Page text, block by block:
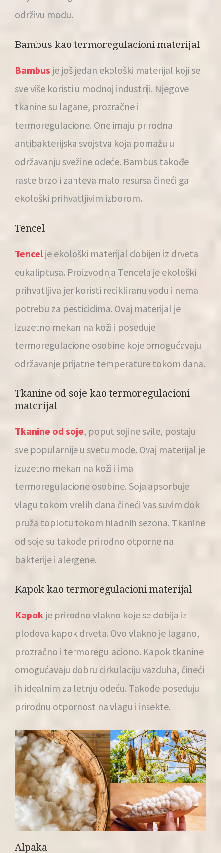
održivu modu.
Bambus kao termoregulacioni materijal
Bambus je još jedan ekološki materijal koji se
sve više koristi u modnoj industriji. Njegove
tkanine su lagane, prozračne i
termoregulacione. One imaju prirodna
antibakterijska svojstva koja pomažu u
održavanju svežine odeće. Bambus takođe
raste brzo i zahteva malo resursa čineći ga
ekološki prihvatljivim izborom.
Tencel
Tencelje ekološki materijal dobijen iz drveta
eukaliptusa. Proizvodnja Tencela je ekološki
prihvatljiva jer koristi recikliranu vodu i nema
potrebu za pesticidima. Ovaj materijal je
izuzetno mekan na koži i poseduje
termoregulacione osobine koje omogućavaju
održavanje prijatne temperature tokom dana.
Tkanine od soje kao termoregulacioni
materijal
Tkanine od soje, poput sojine svile, postaju
sve popularnije u svetu mode. Ovaj materijal je
izuzetno mekan na koži i ima
termoregulacione osobine. Soja apsorbuje
vlagu tokom vrelih dana čineći Vas suvim dok
pruža toplotu tokom hladnih sezona. Tkanine
od soje su takođe prirodno otporne na
bakterije i alergene.
Kapok kao termoregulacioni materijal
Kapok je prirodno vlakno koje se dobija iz
plodova kapok drveta. Ovo vlakno je lagano,
prozračno i termoregulaciono. Kapok tkanine
omogućavaju dobru cirkulaciju vazduha, čineći
ih idealnim za letnju odeću. Takođe poseduju
prirodnu otpornost na vlagu i insekte.
Alpaka